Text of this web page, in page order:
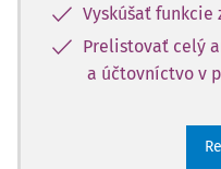
Vyskúšať funkcie
Prelistovať celý
a účtovníctvo v